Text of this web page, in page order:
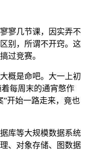
寥几节课，因实弄不
别，所谓不开窍。这
过竞赛。
概是命吧。大一上初
每周末的通宵憋作
”开始一路走来，竟也
库等大规模数据系统
、对象存储、图数据